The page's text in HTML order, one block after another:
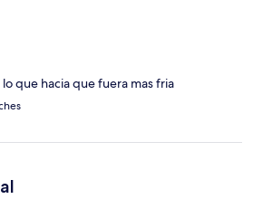
que hacia que fuera mas fria